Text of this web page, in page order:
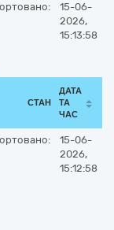
15-06-
2026,
15:13:58
СТАН
ДАТА
ТА
ЧАС
15-06-
2026,
15:12:58